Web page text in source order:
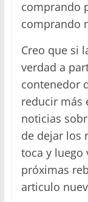
comprando
comprando
Creo que si
verdad a
contenedor
reducir más
noticias
de dejar los
toca y luego
próximas
articulo